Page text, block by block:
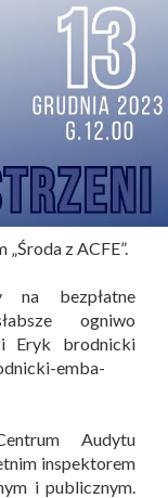
z ACFE”.
na bezpłatne
ogniwo
Eryk brodnicki
emba-
Audytu
inspektorem
i publicznym.